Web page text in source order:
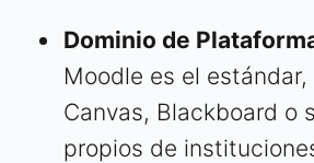
Dominio de
Moodle es el
Canvas, Blackboard o
propios de